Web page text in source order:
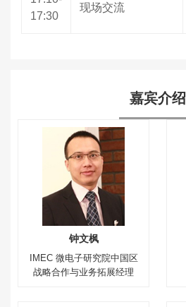
17:30
现场交流
嘉宾介绍
钟文枫
IMEC 微电子研究院中国区
战略合作与业务拓展经理